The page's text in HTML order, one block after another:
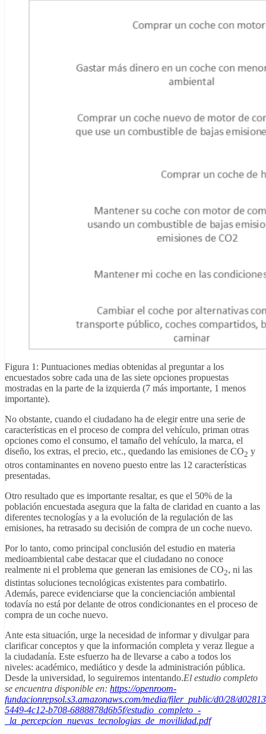
Figura 1: Puntuaciones medias obtenidas al preguntar a los
encuestados sobre cada una de las siete opciones propuestas
mostradas en la parte de la izquierda (7 más importante, 1 menos
importante).
No obstante, cuando el ciudadano ha de elegir entre una serie de
características en el proceso de compra del vehículo, priman otras
opciones como el consumo, el tamaño del vehículo, la marca, el
diseño, los extras, el precio, etc., quedando las emisiones de CO2 y
otros contaminantes en noveno puesto entre las 12 características
presentadas.
Otro resultado que es importante resaltar, es que el 50% de la
población encuestada asegura que la falta de claridad en cuanto a las
diferentes tecnologías y a la evolución de la regulación de las
emisiones, ha retrasado su decisión de compra de un coche nuevo.
Por lo tanto, como principal conclusión del estudio en materia
medioambiental cabe destacar que el ciudadano no conoce
realmente ni el problema que generan las emisiones de CO2, ni las
distintas soluciones tecnológicas existentes para combatirlo.
Además, parece evidenciarse que la concienciación ambiental
todavía no está por delante de otros condicionantes en el proceso de
compra de un coche nuevo.
Ante esta situación, urge la necesidad de informar y divulgar para
clarificar conceptos y que la información completa y veraz llegue a
la ciudadanía. Este esfuerzo ha de llevarse a cabo a todos los
niveles: académico, mediático y desde la administración pública.
Desde la universidad, lo seguiremos intentando.El estudio completo
se encuentra disponible en: https://openroom-
fundacionrepsol.s3.amazonaws.com/media/filer_public/d0/28/
5449-4c12-b708-6888878d6b5f/estudio_completo_-
_la_percepcion_nuevas_tecnologias_de_movilidad.pdf